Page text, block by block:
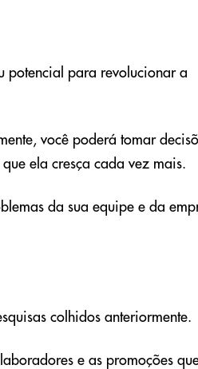
potencial para revolucionar a
você poderá tomar
ela cresça cada vez mais.
da sua equipe e da
colhidos anteriormente.
e as promoções